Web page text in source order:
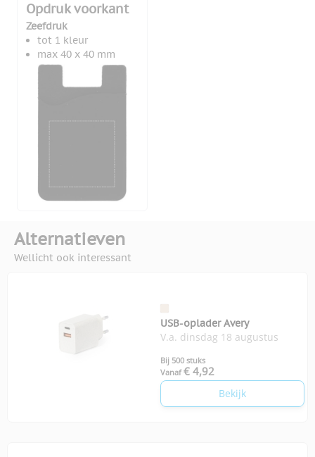
Opdruk voorkant
Zeefdruk
tot 1 kleur
max 40 x 40 mm
Alternatieven
Wellicht ook interessant
USB-oplader Avery
V.a. dinsdag 18 augustus
Bij 500 stuks
Vanaf € 4,92
Bekijk